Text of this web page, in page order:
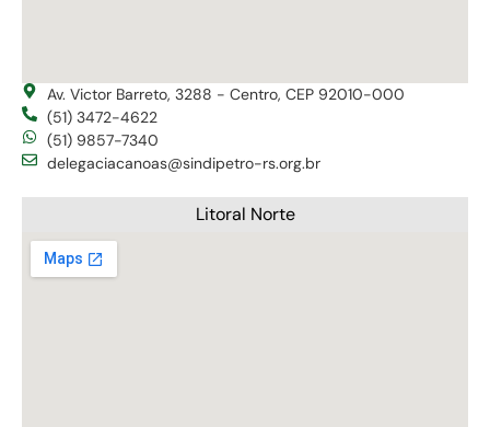
Av. Victor Barreto, 3288 - Centro, CEP 92010-000
(51) 3472-4622
(51) 9857-7340
delegaciacanoas@sindipetro-rs.org.br
Litoral Norte